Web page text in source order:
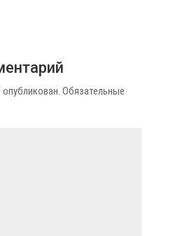
Обязательные